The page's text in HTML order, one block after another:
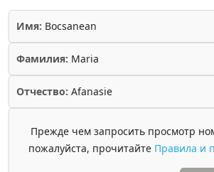
Имя: Bocsanean
Фамилия: Maria
Отчество: Afanasie
Прежде чем запросить просмотр
пожалуйста, прочитайте Правила и